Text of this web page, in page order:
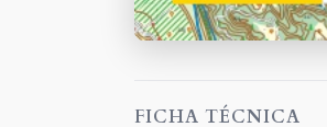
FICHA TÉCNICA